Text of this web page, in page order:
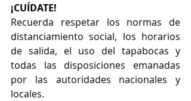
¡CUÍDATE!
Recuerda respetar los normas de
distanciamiento social, los horarios
de salida, el uso del tapabocas y
todas las disposiciones emanadas
por las autoridades nacionales y
locales.